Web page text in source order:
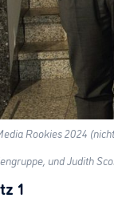
Rookies 2024
und Judith
1